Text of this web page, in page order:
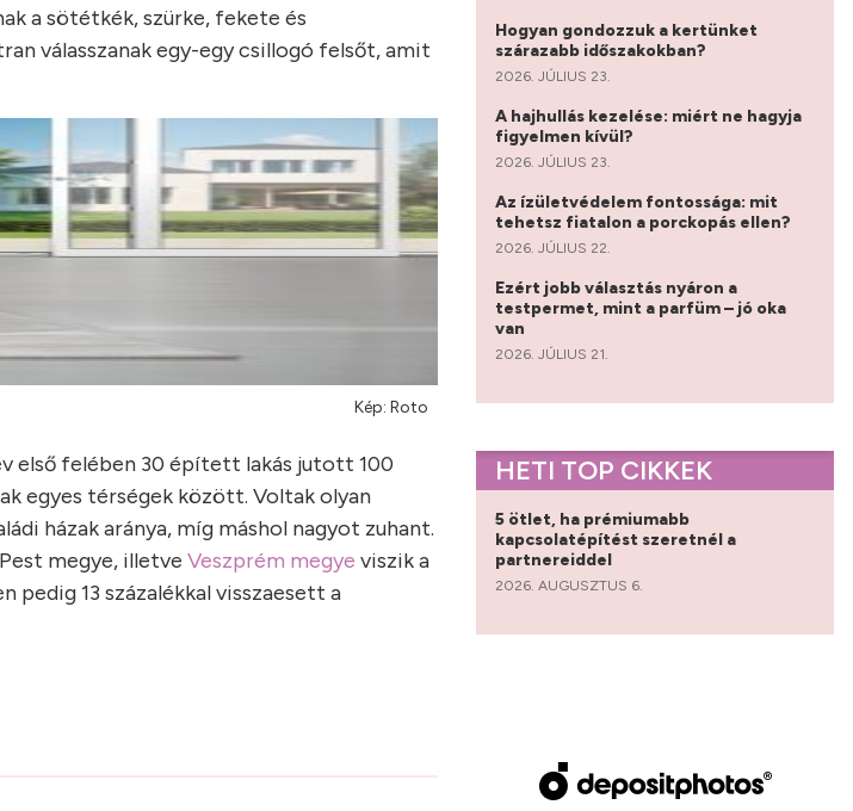
a sötétkék, szürke, fekete és
válasszanak egy-egy csillogó felsőt, amit
Kép: Roto
első felében 30 épített lakás jutott 100
egyes térségek között. Voltak olyan
házak aránya, míg máshol nagyot zuhant.
megye, illetve Veszprém megye viszik a
13 százalékkal visszaesett a
Hogyan gondozzuk a kertünket
szárazabb időszakokban?
2026. JÚLIUS 23.
A hajhullás kezelése: miért ne hagyja
figyelmen kívül?
2026. JÚLIUS 23.
Az ízületvédelem fontossága: mit
tehetsz fiatalon a porckopás ellen?
2026. JÚLIUS 22.
Ezért jobb választás nyáron a
testpermet, mint a parfüm – jó oka
van
2026. JÚLIUS 21.
HETI TOP CIKKEK
5 ötlet, ha prémiumabb
kapcsolatépítést szeretnél a
partnereiddel
2026. AUGUSZTUS 6.